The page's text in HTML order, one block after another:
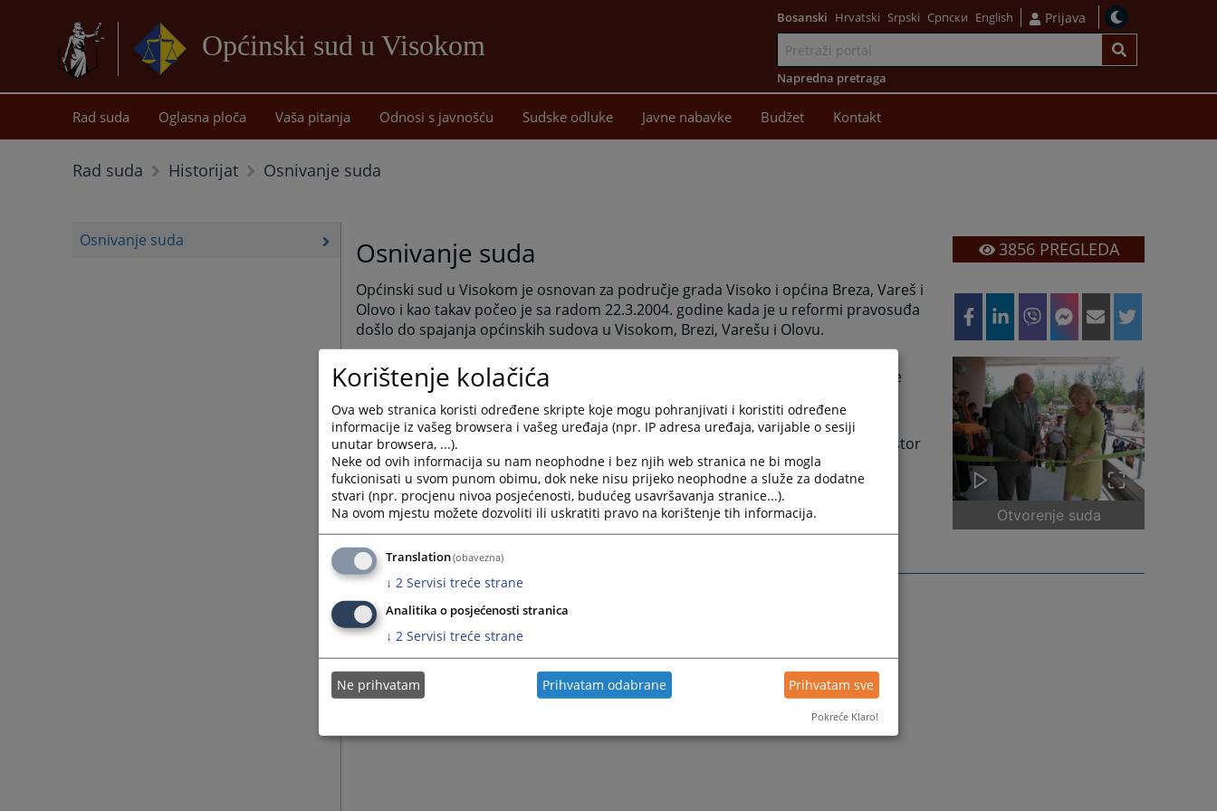
Općinski sud u Visokom
sadržaj
Bosanski Hrvatski Srpski Српски English Prijava
Napredna pretraga
Rad suda Oglasna ploča Vaša pitanja Odnosi s javnošću Sudske odluke Javne nabavke Budžet Kontakt
Rad suda Historijat Osnivanje suda
Osnivanje suda Osnivanje suda
Općinski sud u Visokom je osnovan za područje grada Visoko i općina Breza, Vareš i
Olovo i kao takav počeo je sa radom 22.3.2004. godine kada je u reformi pravosuđa
došlo do spajanja općinskih sudova u Visokom, Brezi, Varešu i Olovu.
Općinski sud u Visokom vrši sudsku vlast za navedana područja u okviru stvarne
nadležnosti utvrđene zakonom.
Općinski sud u Visokom je od 22.5.2006. godine smješten u dijelu stambeno-
poslovnog objekta „Vizija“ u Visokom, u ulici Alije Izetbegovića broj 1, za koji prostor
je sredstva obezbijedila Vlada Zeničko-dobojskog kantona.
3856PREGLEDA
Otvorenje suda
Korištenje kolačića
Ova web stranica koristi određene skripte koje mogu pohranjivati i koristiti određene
informacije iz vašeg browsera i vašeg uređaja (npr. IP adresa uređaja, varijable o sesiji
unutar browsera, ...).
Neke od ovih informacija su nam neophodne i bez njih web stranica ne bi mogla
fukcionisati u svom punom obimu, dok neke nisu prijeko neophodne a služe za dodatne
stvari (npr. procjenu nivoa posjećenosti, budućeg usavršavanja stranice...).
Na ovom mjestu možete dozvoliti ili uskratiti pravo na korištenje tih informacija.
Translation(obavezna)
↓ 2 Servisi treće strane
Analitika o posjećenosti stranica
↓ 2 Servisi treće strane
Ne prihvatam Prihvatam odabrane Prihvatam sve
Pokreće Klaro!